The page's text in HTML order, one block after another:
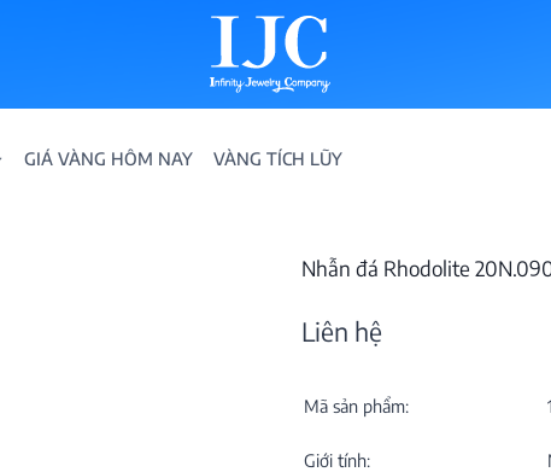
GIÁ VÀNG HÔM NAY VÀNG TÍCH LŨY
Nhẫn đá Rhodolite
Liên hệ
Mã sản phẩm:
Giới tính: